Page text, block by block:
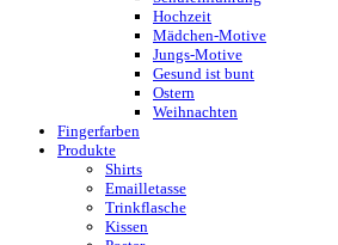
Hochzeit
Mädchen-Motive
Jungs-Motive
Gesund ist bunt
Ostern
Weihnachten
Fingerfarben
Produkte
Shirts
Emailletasse
Trinkflasche
Kissen